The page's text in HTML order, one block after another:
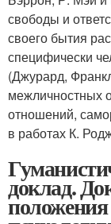
свободы и
своего бытия
специфически
(Джурард,
межличностных
отношений,
в работах К.
доклад.